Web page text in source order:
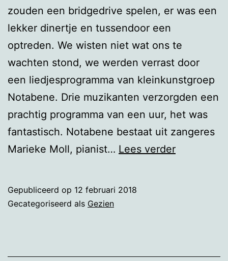
zouden een bridgedrive spelen, er was een
lekker dinertje en tussendoor een
optreden. We wisten niet wat ons te
wachten stond, we werden verrast door
een liedjesprogramma van kleinkunstgroep
Notabene. Drie muzikanten verzorgden een
prachtig programma van een uur, het was
fantastisch. Notabene bestaat uit zangeres
Marieke Moll, pianist… Lees verderWillem
Gepubliceerd op 12 februari 2018
Gecategoriseerd als Gezien